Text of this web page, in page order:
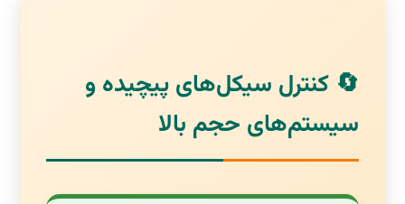
🔄 کنترل سیکل‌های پیچیده و
سیستم‌های حجم بالا